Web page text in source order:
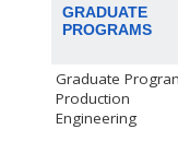
GRADUATE
PROGRAMS
Graduate
Production
Engineering